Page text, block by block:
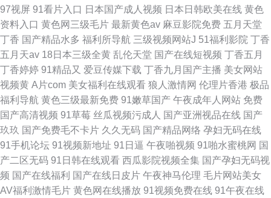
97视屏 91看片入口 日本国产成人视频 日本日韩欧美在线 黄色
资料入口 黄色网三级毛片 最新黄色av 麻豆影院免费 五月天堂
丁香 国产精品水多 福利所导航 三级视频网站J 51福利影院 丁香
五月天av 18日本三级全黄 乱伦天堂 国产在线短视频 丁香五月
丁香婷婷 91精品又 爱豆传媒下载 丁香九月国产主播 美女网站
视频黄 A片com 美女福利在线观看 狼人激情网 伦理片香港 极品
福利导航 黄色三级最新免费 91嫩草国产 午夜成年人网站 免费
国产高清视频 91草莓 丝瓜视频污成人 国产亚洲视品在线 国产
玖玖 国产免费毛不卡片 久久无码 国产精品网络 孕妇无码在线
91手机论坛 91视频新地址 91日逼 午夜啪视频 91啪水蜜桃网 国
产二区无码 91日韩在线观看 西瓜影院视频全集 国产孕妇无码视
频 国产在线福利 国产在线日皮片 午夜神马伦理 毛片网站美女
AV福利激情毛片 黄色网在线播放 91视频免费在线 91午夜在线